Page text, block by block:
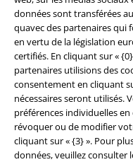
données sont transférées
quavec des partenaires qui
en vertu de la législation
certifiés. En cliquant sur «
partenaires utilisions des
consentement en cliquant
nécessaires seront utilisés.
préférences individuelles
révoquer ou de modifier
cliquant sur « {3} ». Pour
données, veuillez consulter
Éditeur
Clauses de confidentialité
Élimination des déchets et
Déclaration de Conformité
Informations sur